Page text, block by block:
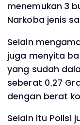
menemukan 3
Narkoba jenis
Selain
juga menyita
yang sudah
seberat 0,27
dengan berat
Selain itu Polisi